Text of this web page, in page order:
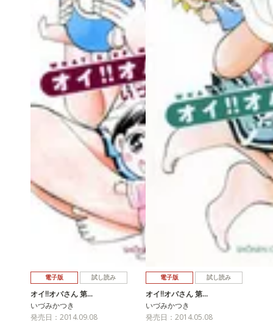
電子版 試し読み
オイ!!オバさん 第…
いづみかつき
発売日：2014.09.08
電子版 試し読み
オイ!!オバさん 第…
いづみかつき
発売日：2014.05.08